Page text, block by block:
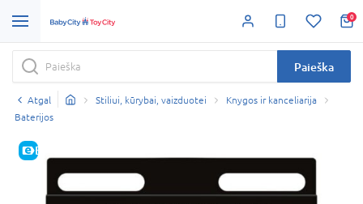
0
Paieška
Atgal Stiliui, kūrybai, vaizduotei
Knygos ir kanceliarija
Baterijos
E-KAINA